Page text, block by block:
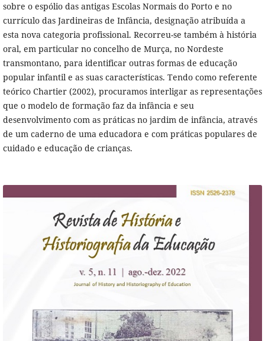
sobre o espólio das antigas Escolas Normais do Porto e no
currículo das Jardineiras de Infância, designação atribuída a
esta nova categoria profissional. Recorreu-se também à história
oral, em particular no concelho de Murça, no Nordeste
transmontano, para identificar outras formas de educação
popular infantil e as suas características. Tendo como referente
teórico Chartier (2002), procuramos interligar as representações
que o modelo de formação faz da infância e seu
desenvolvimento com as práticas no jardim de infância, através
de um caderno de uma educadora e com práticas populares de
cuidado e educação de crianças.